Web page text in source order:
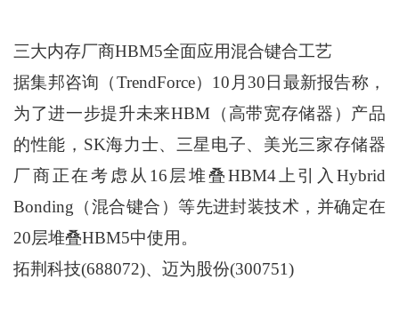
三大内存厂商HBM5全面应用混合键合工艺
据集邦咨询（TrendForce）10月30日最新报告称，
为了进一步提升未来HBM（高带宽存储器）产品
的性能，SK海力士、三星电子、美光三家存储器
厂商正在考虑从16层堆叠HBM4上引入Hybrid
Bonding（混合键合）等先进封装技术，并确定在
20层堆叠HBM5中使用。
拓荆科技(688072)、迈为股份(300751)